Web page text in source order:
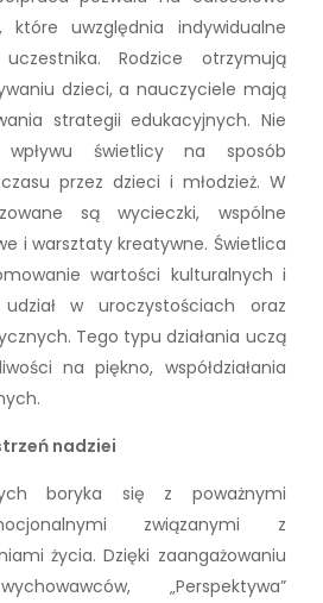
które uwzględnia indywidualne
Rodzice otrzymują
dzieci, a nauczyciele mają
strategii edukacyjnych. Nie
świetlicy na sposób
przez dzieci i młodzież. W
są wycieczki, wspólne
i warsztaty kreatywne. Świetlica
wartości kulturalnych i
w uroczystościach oraz
Tego typu działania uczą
na piękno, współdziałania
nadziei
boryka się z poważnymi
związanymi z
życia. Dzięki zaangażowaniu
„Perspektywa”